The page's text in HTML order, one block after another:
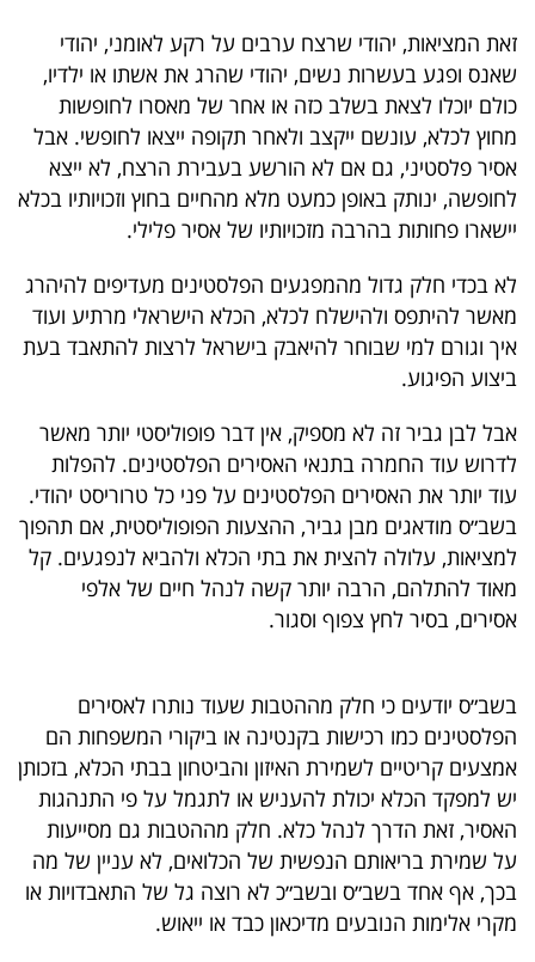
באייס
עקבו
אחרינו:
זאת המציאות, יהודי שרצח ערבים על רקע לאומני, יהודי
שאנס ופגע בעשרות נשים, יהודי שהרג את אשתו או ילדיו,
כולם יוכלו לצאת בשלב כזה או אחר של מאסרו לחופשות
מחוץ לכלא, עונשם ייקצב ולאחר תקופה ייצאו לחופשי. אבל
אסיר פלסטיני, גם אם לא הורשע בעבירת הרצח, לא ייצא
לחופשה, ינותק באופן כמעט מלא מהחיים בחוץ וזכויותיו בכלא
יישארו פחותות בהרבה מזכויותיו של אסיר פלילי.
לא בכדי חלק גדול מהמפגעים הפלסטינים מעדיפים להיהרג
מאשר להיתפס ולהישלח לכלא, הכלא הישראלי מרתיע ועוד
איך וגורם למי שבוחר להיאבק בישראל לרצות להתאבד בעת
ביצוע הפיגוע.
אבל לבן גביר זה לא מספיק, אין דבר פופוליסטי יותר מאשר
לדרוש עוד החמרה בתנאי האסירים הפלסטינים. להפלות
עוד יותר את האסירים הפלסטינים על פני כל טרוריסט יהודי.
בשב״ס מודאגים מבן גביר, ההצעות הפופוליסטית, אם תהפוך
למציאות, עלולה להצית את בתי הכלא ולהביא לנפגעים. קל
מאוד להתלהם, הרבה יותר קשה לנהל חיים של אלפי
אסירים, בסיר לחץ צפוף וסגור.
בשב״ס יודעים כי חלק מההטבות שעוד נותרו לאסירים
הפלסטינים כמו רכישות בקנטינה או ביקורי המשפחות הם
אמצעים קריטיים לשמירת האיזון והביטחון בבתי הכלא, בזכותן
יש למפקד הכלא יכולת להעניש או לתגמל על פי התנהגות
האסיר, זאת הדרך לנהל כלא. חלק מההטבות גם מסייעות
על שמירת בריאותם הנפשית של הכלואים, לא עניין של מה
בכך, אף אחד בשב״ס ובשב״כ לא רוצה גל של התאבדויות או
מקרי אלימות הנובעים מדיכאון כבד או ייאוש.